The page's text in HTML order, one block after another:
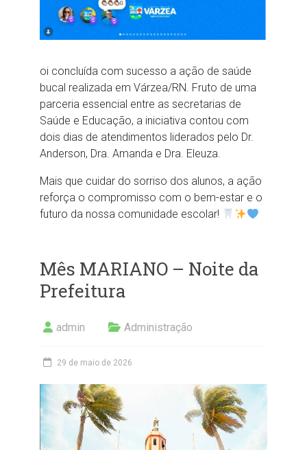
oi concluída com sucesso a ação de saúde
bucal realizada em Várzea/RN. Fruto de uma
parceria essencial entre as secretarias de
Saúde e Educação, a iniciativa contou com
dois dias de atendimentos liderados pelo Dr.
Anderson, Dra. Amanda e Dra. Eleuza.
Mais que cuidar do sorriso dos alunos, a ação
reforça o compromisso com o bem-estar e o
futuro da nossa comunidade escolar!
Mês MARIANO – Noite da
Prefeitura
admin Administração
29 de maio de 2026